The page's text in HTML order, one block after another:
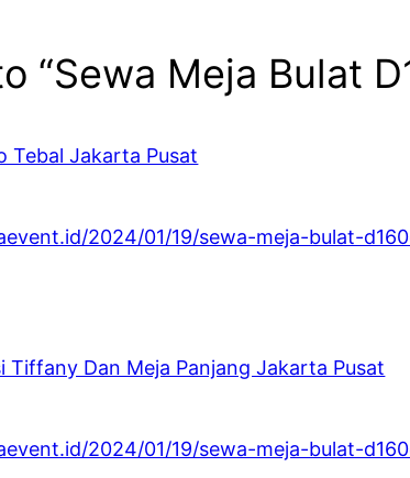
“Sewa Meja Bulat
Tebal Jakarta Pusat
2024/01/19/sewa-meja-bulat-
Tiffany Dan Meja Panjang Jakarta Pusat
2024/01/19/sewa-meja-bulat-